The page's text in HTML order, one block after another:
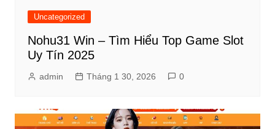
Uncategorized
Nohu31 Win – Tìm Hiểu Top Game Slot
Uy Tín 2025
admin Tháng 1 30, 2026 0